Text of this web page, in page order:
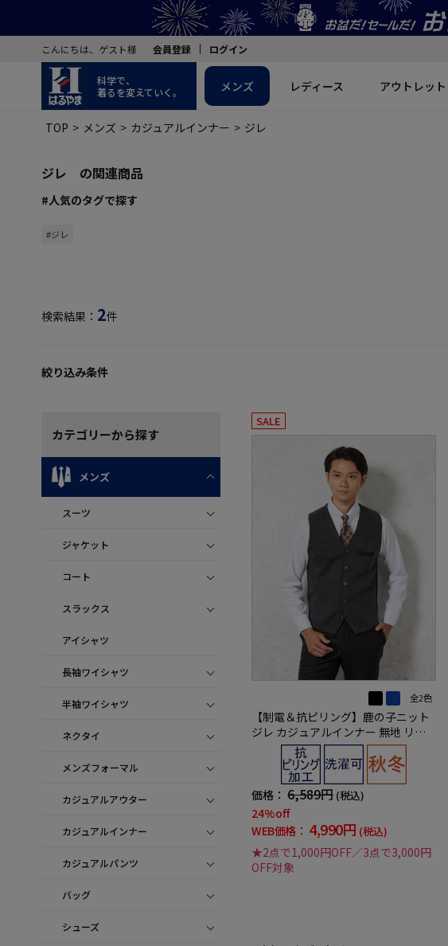
こんにちは、ゲスト様 会員登録 ログイン
科学で、
着るを変えていく。
メンズ レディース アウトレット
TOP メンズ カジュアルインナー ジレ
ジレ の関連商品
#人気のタグで探す
#ジレ
検索結果： 2件
絞り込み条件
カテゴリーから探す
メンズ
スーツ
ジャケット
コート
スラックス
アイシャツ
長袖ワイシャツ
半袖ワイシャツ
ネクタイ
メンズフォーマル
カジュアルアウター
カジュアルインナー
カジュアルパンツ
バッグ
シューズ
SALE
全2色
【制電＆抗ピリング】鹿の子ニット
ジレ カジュアルインナー 無地 リッ
ケンバッカー 秋冬
価格： 6,589円 (税込)
24%off
WEB価格： 4,990円 (税込)
★2点で1,000円OFF／3点で3,000円
OFF対象